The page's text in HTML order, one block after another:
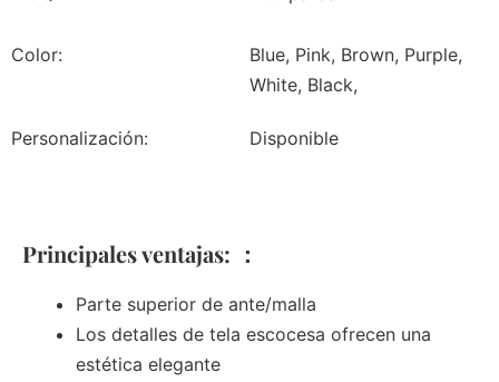
Color:
Blue, Pink, Brown, Purple,
White, Black,
Personalización: Disponible
Principales ventajas: ：
Parte superior de ante/malla
Los detalles de tela escocesa ofrecen una
estética elegante